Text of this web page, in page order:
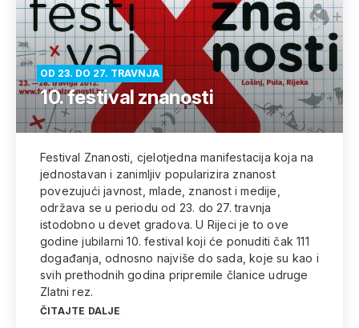
OD 23. DO 27. TRAVNJA
10. festival znanosti
Festival Znanosti, cjelotjedna manifestacija koja na
jednostavan i zanimljiv popularizira znanost
povezujući javnost, mlade, znanost i medije,
održava se u periodu od 23. do 27. travnja
istodobno u devet gradova. U Rijeci je to ove
godine jubilarni 10. festival koji će ponuditi čak 111
događanja, odnosno najviše do sada, koje su kao i
svih prethodnih godina pripremile članice udruge
Zlatni rez.
ČITAJTE DALJE